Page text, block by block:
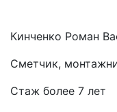
Кинченко Роман
Сметчик,
Стаж более 7 лет